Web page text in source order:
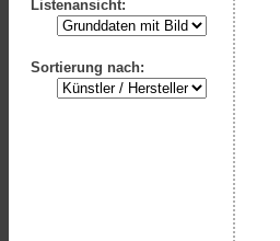
Listenansicht:
Sortierung nach: